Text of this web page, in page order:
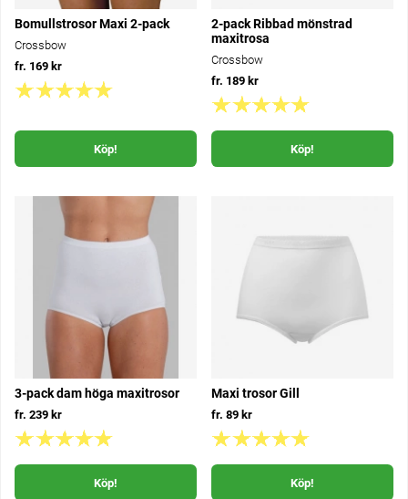
Bomullstrosor Maxi 2-pack
Crossbow
fr. 169 kr
Köp!
2-pack Ribbad mönstrad
maxitrosa
Crossbow
fr. 189 kr
Köp!
3-pack dam höga maxitrosor
fr. 239 kr
Köp!
Maxi trosor Gill
fr. 89 kr
Köp!